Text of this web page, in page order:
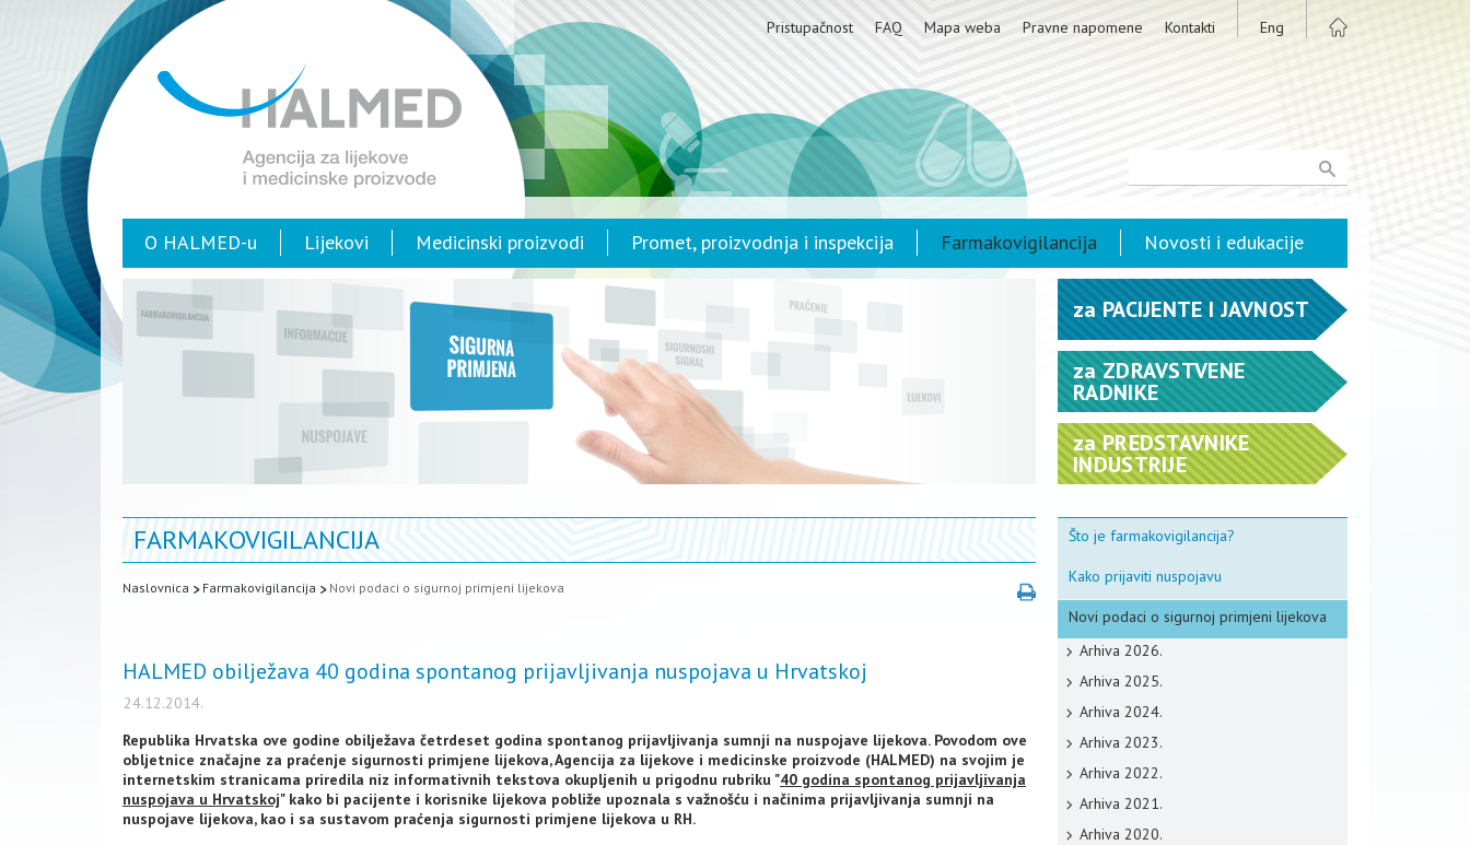
Pristupačnost FAQ Mapa weba Pravne napomene Kontakti Eng
O HALMED-u Lijekovi Medicinski proizvodi Promet, proizvodnja i inspekcija Farmakovigilancija Novosti i edukacije
FARMAKOVIGILANCIJA
Naslovnica Farmakovigilancija Novi podaci o sigurnoj primjeni lijekova
HALMED obilježava 40 godina spontanog prijavljivanja nuspojava u Hrvatskoj
24.12.2014.
Republika Hrvatska ove godine obilježava četrdeset godina spontanog prijavljivanja sumnji na nuspojave lijekova. Povodom ove
obljetnice značajne za praćenje sigurnosti primjene lijekova, Agencija za lijekove i medicinske proizvode (HALMED) na svojim je
internetskim stranicama priredila niz informativnih tekstova okupljenih u prigodnu rubriku "40 godina spontanog prijavljivanja
nuspojava u Hrvatskoj" kako bi pacijente i korisnike lijekova pobliže upoznala s važnošću i načinima prijavljivanja sumnji na
nuspojave lijekova, kao i sa sustavom praćenja sigurnosti primjene lijekova u RH.
za PACIJENTE I JAVNOST
za ZDRAVSTVENE
RADNIKE
zaPREDSTAVNIKE
INDUSTRIJE
Što je farmakovigilancija?
Kako prijaviti nuspojavu
Novi podaci o sigurnoj primjeni lijekova
Arhiva 2026.
Arhiva 2025.
Arhiva 2024.
Arhiva 2023.
Arhiva 2022.
Arhiva 2021.
Arhiva 2020.